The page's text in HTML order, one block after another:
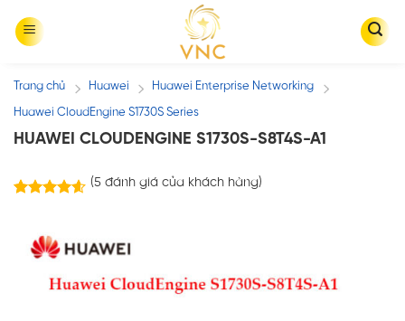
Trang chủ / Huawei / Huawei Enterprise Networking /
Huawei CloudEngine S1730S Series
HUAWEI CLOUDENGINE S1730S-S8T4S-A1
đánh giá
(5 đánh giá của khách hàng)